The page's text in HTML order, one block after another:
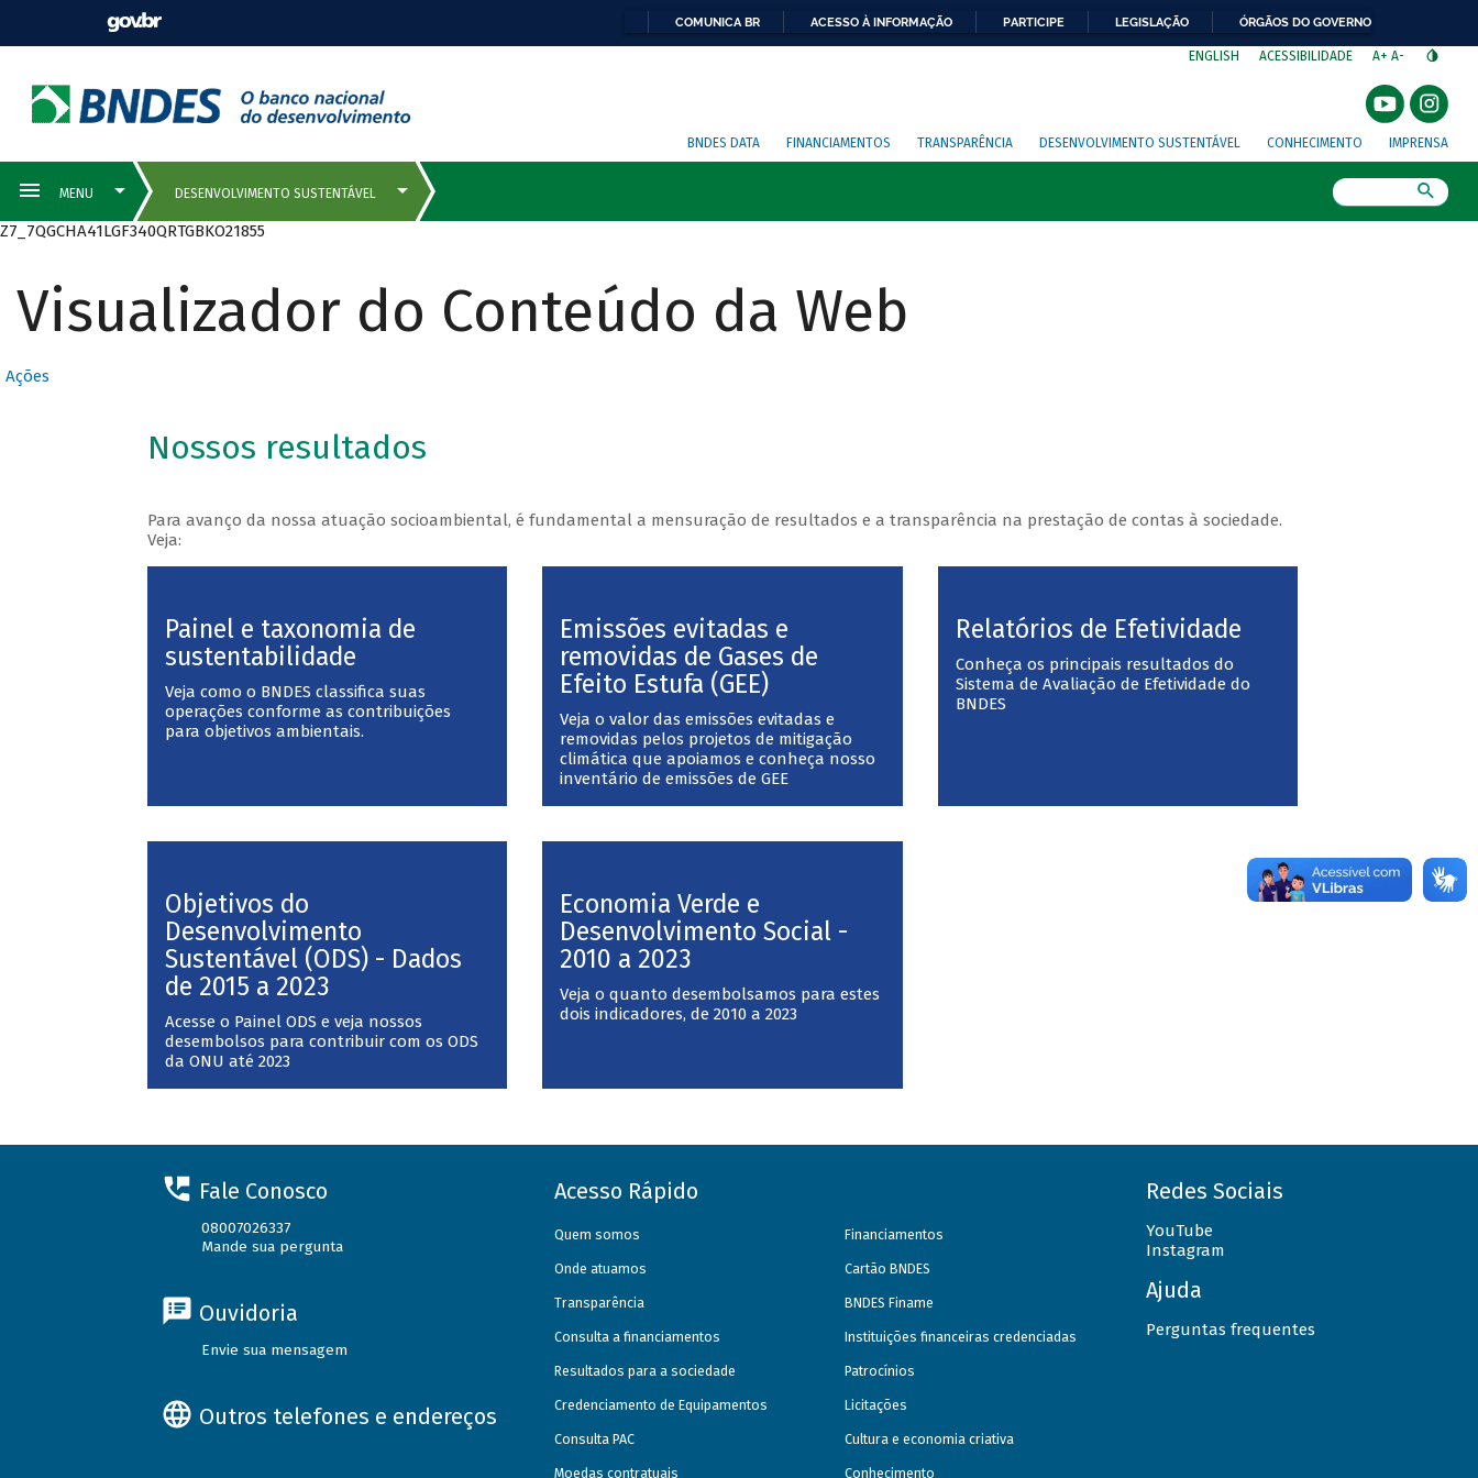
COMUNICA BR ACESSO À INFORMAÇÃO PARTICIPE LEGISLAÇÃO ÓRGÃOS DO GOVERNO
ENGLISH ACESSIBILIDADE A+ A-
BNDES DATA FINANCIAMENTOS TRANSPARÊNCIA DESENVOLVIMENTO SUSTENTÁVEL CONHECIMENTO IMPRENSA
Z7_7QGCHA41LGF340QRTGBKO21855
Visualizador do Conteúdo da Web
Ações
Nossos resultados
Para avanço da nossa atuação socioambiental, é fundamental a mensuração de resultados e a transparência na prestação de contas à sociedade.
Veja:
Painel e taxonomia de
sustentabilidade
Veja como o BNDES classifica suas
operações conforme as contribuições
para objetivos ambientais.
Emissões evitadas e
removidas de Gases de
Efeito Estufa (GEE)
Veja o valor das emissões evitadas e
removidas pelos projetos de mitigação
climática que apoiamos e conheça nosso
inventário de emissões de GEE
Relatórios de Efetividade
Conheça os principais resultados do
Sistema de Avaliação de Efetividade do
BNDES
Objetivos do
Desenvolvimento
Sustentável (ODS) - Dados
de 2015 a 2023
Acesse o Painel ODS e veja nossos
desembolsos para contribuir com os ODS
da ONU até 2023
Economia Verde e
Desenvolvimento Social -
2010 a 2023
Veja o quanto desembolsamos para estes
dois indicadores, de 2010 a 2023
Fale Conosco
08007026337
Mande sua pergunta
Ouvidoria
Envie sua mensagem
Outros telefones e endereços
Acesso Rápido
Quem somos
Onde atuamos
Transparência
Consulta a financiamentos
Resultados para a sociedade
Credenciamento de Equipamentos
Consulta PAC
Moedas contratuais
Financiamentos
Cartão BNDES
BNDES Finame
Instituições financeiras credenciadas
Patrocínios
Licitações
Cultura e economia criativa
Conhecimento
Redes Sociais
YouTube
Instagram
Ajuda
Perguntas frequentes